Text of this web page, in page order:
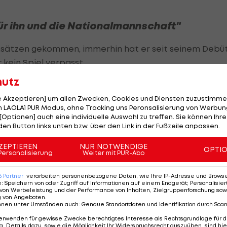
ihn und die Nationalmannschaft"
gekommen, immerhin hat er seit seinem
Spiel verpasst.
die in den letzten Monaten ihr Debüt in der
sich sowohl auf als auch neben dem Platz perfekt
für ihn, aber auch für die französische
aus.
Euro von Eintracht Frankfurtzu den "Reds"
Assists in 45 Spielen einer der Lichtblicke in einer
Didier Deschamps
Akzeptieren] um allen Zwecken, Cookies und Diensten
PUR Modus, ohne Tracking uns Peronsalisierung von
auch eine individuelle Auswahl zu treffen. Sie können
Button links unten bzw. über den Link in der Fußzeile anpassen.
NUR NOTWENDIGE
Weiter mit PUR-Abo
Partner verarbeiten personenbezogene Daten, wie Ihre IP-Adresse und
: Speichern von oder Zugriff auf Informationen auf einem Endgerät;
Werbeleistung und der Performance von Inhalten, Zielgruppenforschung
von Angeboten.
unter Umständen auch: Genaue Standortdaten und Identifikation durch
für gewisse Zwecke berechtigtes Interesse als Rechtsgrundlage für
Details dazu, sowie die Möglichkeit Ihr Widerspruchsrecht auszuüben, sind